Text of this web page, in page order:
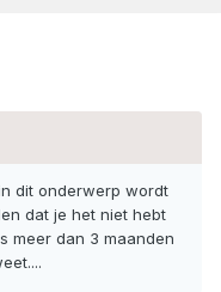
dit onderwerp wordt
dat je het niet hebt
meer dan 3 maanden